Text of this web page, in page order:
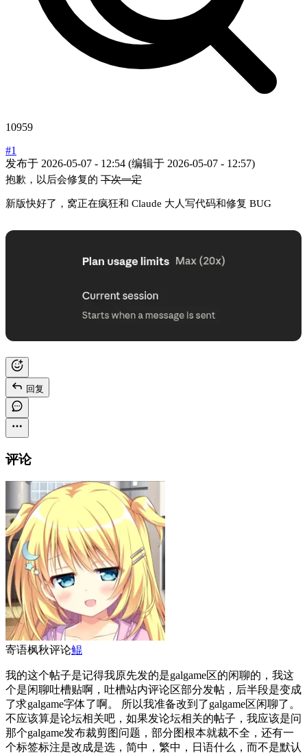
10959
#1
发布于 2026-05-07 - 12:54 (编辑于 2026-05-07 - 12:57)
抱歉，以后会修复的 下次一定
新版快好了，窝正在疯狂和 Claude 大人写代码和修复 BUG
回复
评论
寄语枫秋评论鲲
我的这个帖子是记得我原先发的是galgame区的闲聊的，我这
个是闲聊吐槽贴啊，吐槽站内评论区部分发帖，后半段是变成
了求galgame字体了啊。 所以我准备改到了galgame区闲聊了。
不应该算是论坛相关吧，如果发论坛相关的帖子，我应该是问
那个galgame发布裁剪图问题，部分图根本就裁不全，还有一
个标签标注是改成是选，简中，繁中，日语什么，而不是默认